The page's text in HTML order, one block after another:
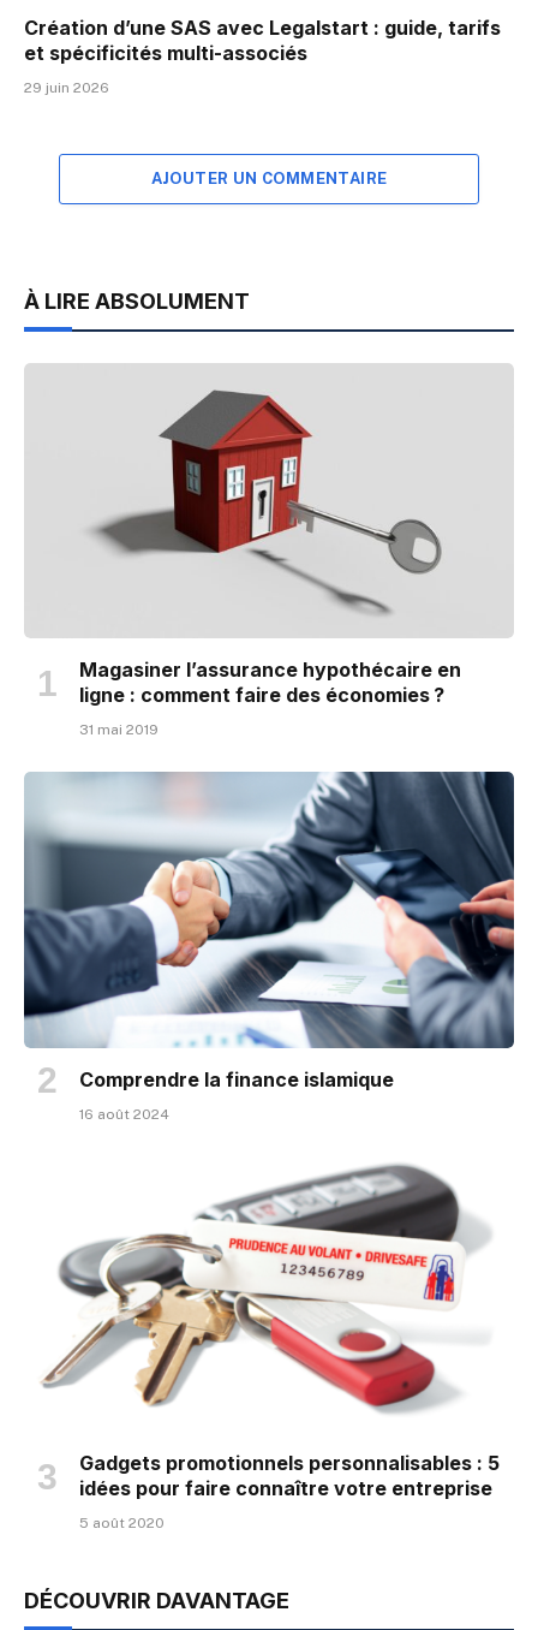
Création d’une SAS avec Legalstart : guide, tarifs
et spécificités multi-associés
29 juin 2026
AJOUTER UN COMMENTAIRE
À LIRE ABSOLUMENT
Magasiner l’assurance hypothécaire en
ligne : comment faire des économies ?
31 mai 2019
Comprendre la finance islamique
16 août 2024
Gadgets promotionnels personnalisables : 5
idées pour faire connaître votre entreprise
5 août 2020
DÉCOUVRIR DAVANTAGE